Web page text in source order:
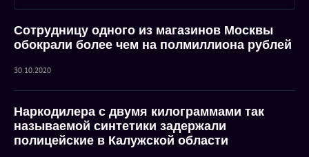
Сотрудницу одного из магазинов Москвы
обокрали более чем на полмиллиона рублей
30.10.2020
Наркодилера с двумя килограммами так
называемой синтетики задержали
полицейские в Калужской области